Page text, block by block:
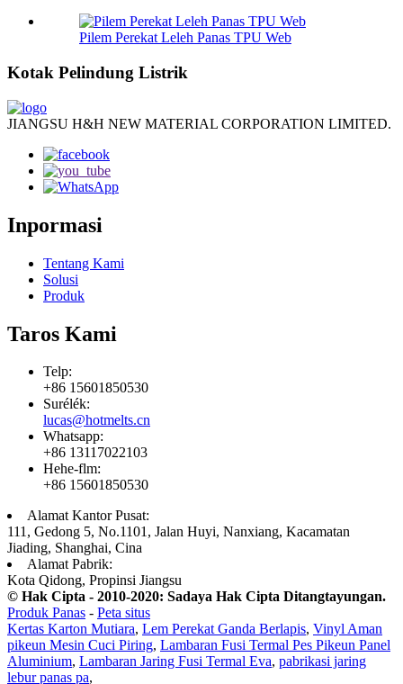
Pilem Perekat Leleh Panas TPU Web
Kotak Pelindung Listrik
JIANGSU H&H NEW MATERIAL CORPORATION LIMITED.
Inpormasi
Tentang Kami
Solusi
Produk
Taros Kami
Telp:
+86 15601850530
Surélék:
lucas@hotmelts.cn
Whatsapp:
+86 13117022103
Hehe-flm:
+86 15601850530
Alamat Kantor Pusat:
111, Gedong 5, No.1101, Jalan Huyi, Nanxiang, Kacamatan
Jiading, Shanghai, Cina
Alamat Pabrik:
Kota Qidong, Propinsi Jiangsu
© Hak Cipta - 2010-2020: Sadaya Hak Cipta Ditangtayungan.
Produk Panas - Peta situs
Kertas Karton Mutiara, Lem Perekat Ganda Berlapis, Vinyl Aman
pikeun Mesin Cuci Piring, Lambaran Fusi Termal Pes Pikeun Panel
Aluminium, Lambaran Jaring Fusi Termal Eva, pabrikasi jaring
lebur panas pa,